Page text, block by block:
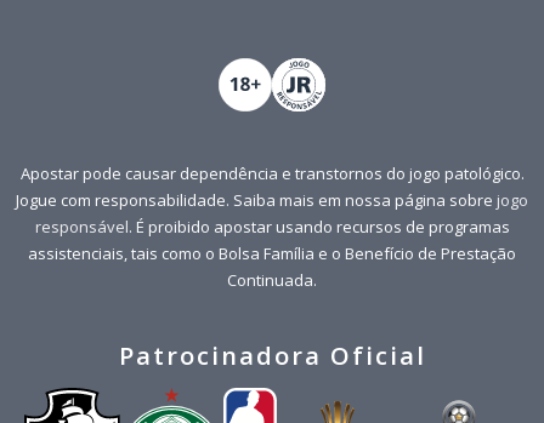
Apostar pode causar dependência e transtornos do jogo patológico.
Jogue com responsabilidade. Saiba mais em nossa página sobre jogo
responsável. É proibido apostar usando recursos de programas
assistenciais, tais como o Bolsa Família e o Benefício de Prestação
Continuada.
Patrocinadora Oficial